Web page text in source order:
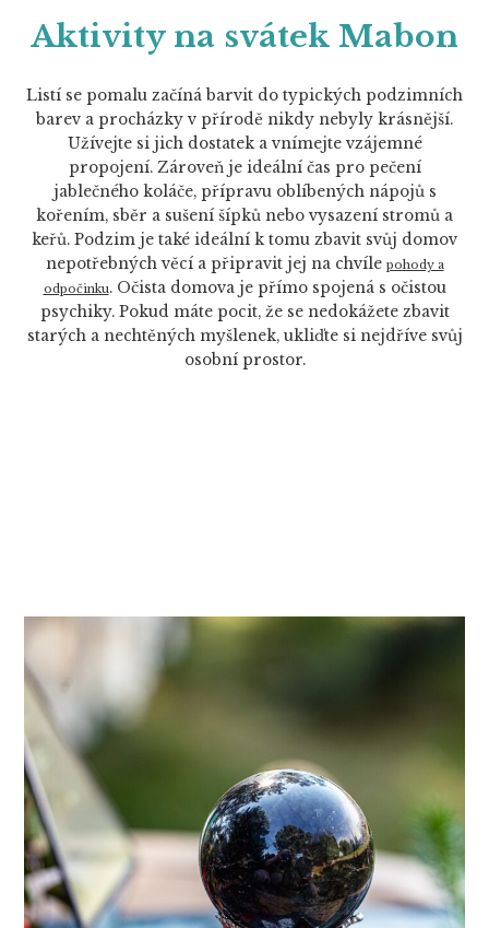
Aktivity na svátek Mabon
Listí se pomalu začíná barvit do typických podzimních
barev a procházky v přírodě nikdy nebyly krásnější.
Užívejte si jich dostatek a vnímejte vzájemné
propojení. Zároveň je ideální čas pro pečení
jablečného koláče, přípravu oblíbených nápojů s
kořením, sběr a sušení šípků nebo vysazení stromů a
keřů. Podzim je také ideální k tomu zbavit svůj domov
nepotřebných věcí a připravit jej na chvíle pohody a
odpočinku. Očista domova je přímo spojená s očistou
psychiky. Pokud máte pocit, že se nedokážete zbavit
starých a nechtěných myšlenek, ukliďte si nejdříve svůj
osobní prostor.